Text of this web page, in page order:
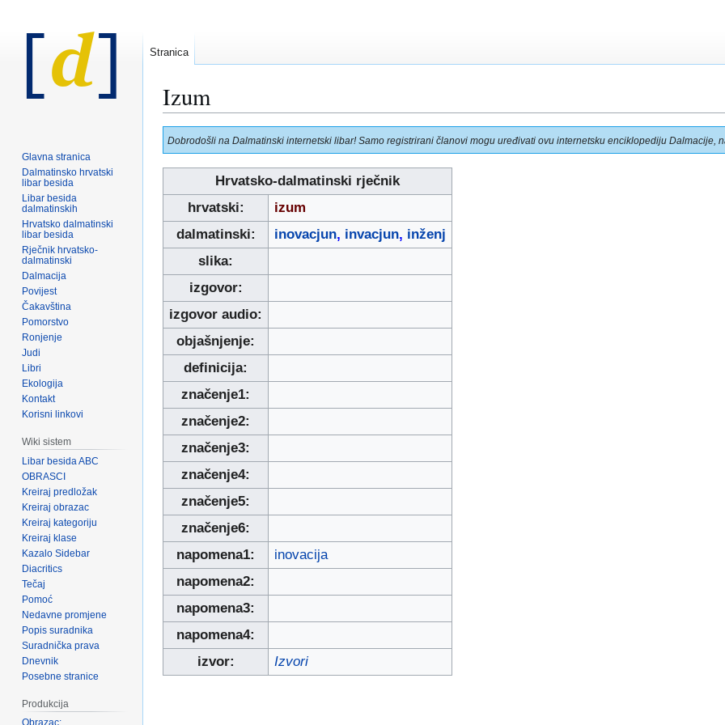
Izum
Prijeđi
na
navigaciju
Prijeđi
na
pretraživanje
Dobrodošli na Dalmatinski internetski libar! Samo registrirani članovi mogu uređivati ovu internetsku enciklopediju Dalmacije,
Hrvatsko-dalmatinski rječnik
hrvatski:
izum
dalmatinski:
inovacjun, invacjun, inženj
slika:
izgovor:
izgovor audio:
objašnjenje:
definicija:
značenje1:
značenje2:
značenje3:
značenje4:
značenje5:
značenje6:
napomena1:
inovacija
napomena2:
napomena3:
napomena4:
izvor:
Izvori
Stranica
Glavna stranica
Dalmatinsko hrvatski
libar besida
Libar besida
dalmatinskih
Hrvatsko dalmatinski
libar besida
Rječnik hrvatsko-
dalmatinski
Dalmacija
Povijest
Čakavština
Pomorstvo
Ronjenje
Judi
Libri
Ekologija
Kontakt
Korisni linkovi
Wiki sistem
Libar besida ABC
OBRASCI
Kreiraj predložak
Kreiraj obrazac
Kreiraj kategoriju
Kreiraj klase
Kazalo Sidebar
Diacritics
Tečaj
Pomoć
Nedavne promjene
Popis suradnika
Suradnička prava
Dnevnik
Posebne stranice
Produkcija